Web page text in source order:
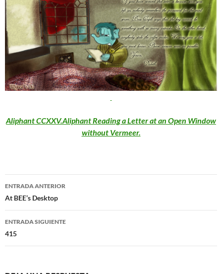
Aliphant CCXXV.Aliphant Reading a Letter at an Open Window
without Vermeer.
Navegación
de
entradas
ENTRADA ANTERIOR
At BEE’s Desktop
ENTRADA SIGUIENTE
415